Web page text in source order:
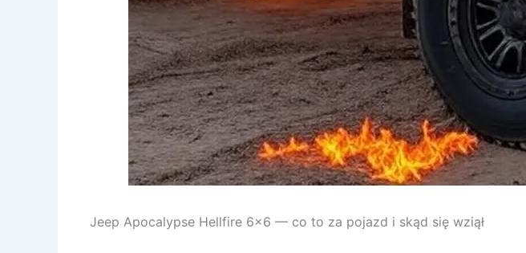
Jeep Apocalypse Hellfire 6×6 — co to za pojazd i skąd się wziął